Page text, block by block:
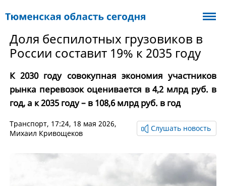
Доля беспилотных грузовиков в
России составит 19% к 2035 году
К 2030 году совокупная экономия участников
рынка перевозок оценивается в 4,2 млрд руб. в
год, а к 2035 году – в 108,6 млрд руб. в год
Транспорт, 17:24, 18 мая 2026,
Михаил Кривощеков
Слушать новость